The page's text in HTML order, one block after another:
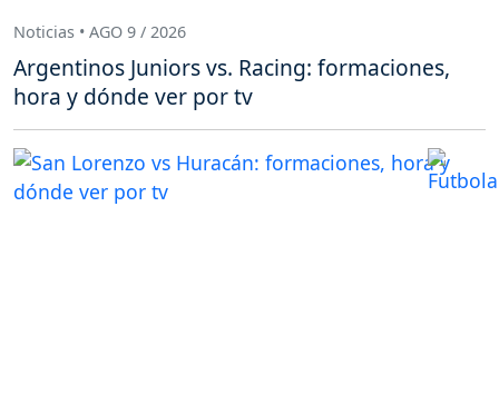
Noticias • AGO 9 / 2026
Argentinos Juniors vs. Racing: formaciones,
hora y dónde ver por tv